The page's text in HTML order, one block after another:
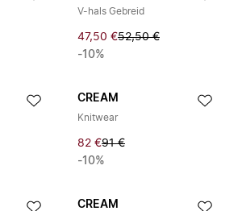
V-hals Gebreid
47,50 €52,50 €
-10%
CREAM
Knitwear
82 €91 €
-10%
CREAM